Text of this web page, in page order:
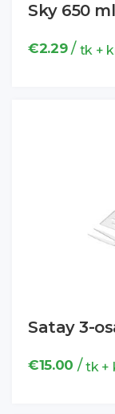
Sky 650
€2.29/ tk +
Satay 3-
€15.00 / tk +